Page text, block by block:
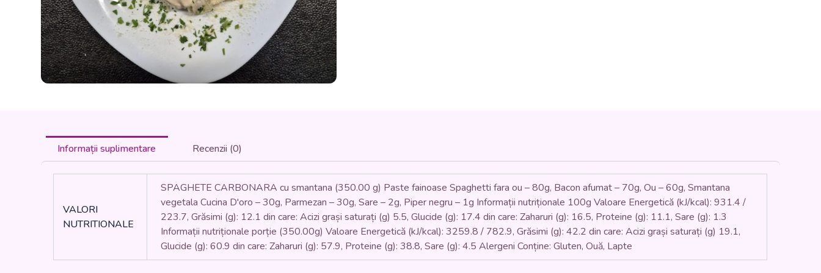
parmezan,
smantana
vegetala)
-
350
gr.
Informații suplimentare Recenzii (0)
VALORI
NUTRITIONALE
SPAGHETE CARBONARA cu smantana (350.00 g) Paste fainoase Spaghetti fara ou – 80g, Bacon afumat – 70g, Ou – 60g, Smantana
vegetala Cucina D'oro – 30g, Parmezan – 30g, Sare – 2g, Piper negru – 1g Informații nutriționale 100g Valoare Energetică (kJ/kcal): 931.4 /
223.7, Grăsimi (g): 12.1 din care: Acizi grași saturați (g) 5.5, Glucide (g): 17.4 din care: Zaharuri (g): 16.5, Proteine (g): 11.1, Sare (g): 1.3
Informații nutriționale porție (350.00g) Valoare Energetică (kJ/kcal): 3259.8 / 782.9, Grăsimi (g): 42.2 din care: Acizi grași saturați (g) 19.1,
Glucide (g): 60.9 din care: Zaharuri (g): 57.9, Proteine (g): 38.8, Sare (g): 4.5 Alergeni Conține: Gluten, Ouă, Lapte